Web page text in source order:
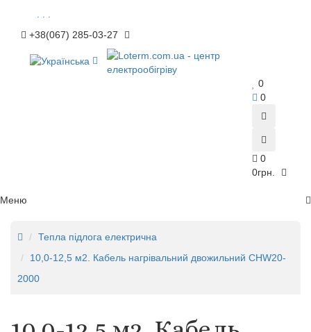
+38(067) 285-03-27
0
0
0
0грн.
Меню
Тепла підлога електрична
10,0-12,5 м2. Кабель нагрівальний двожильний CHW20-
2000